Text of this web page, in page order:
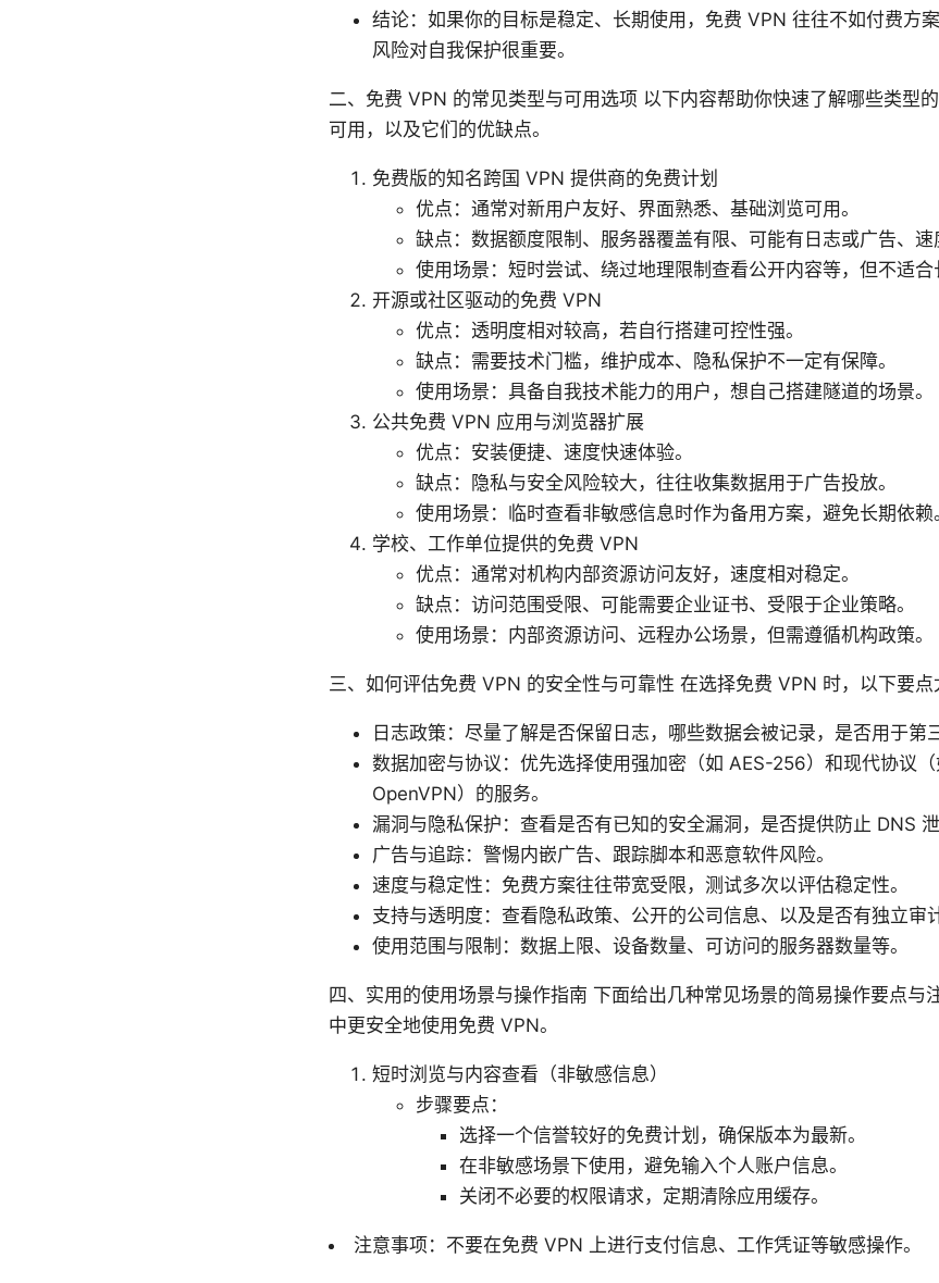
结论：如果你的目标是稳定、长期使用，免费 VPN 往往不如付费方
风险对自我保护很重要。
二、免费 VPN 的常见类型与可用选项 以下内容帮助你快速了解哪些类型
可用，以及它们的优缺点。
免费版的知名跨国 VPN 提供商的免费计划
优点：通常对新用户友好、界面熟悉、基础浏览可用。
缺点：数据额度限制、服务器覆盖有限、可能有日志或广告、速
使用场景：短时尝试、绕过地理限制查看公开内容等，但不适合
开源或社区驱动的免费 VPN
优点：透明度相对较高，若自行搭建可控性强。
缺点：需要技术门槛，维护成本、隐私保护不一定有保障。
使用场景：具备自我技术能力的用户，想自己搭建隧道的场景。
公共免费 VPN 应用与浏览器扩展
优点：安装便捷、速度快速体验。
缺点：隐私与安全风险较大，往往收集数据用于广告投放。
使用场景：临时查看非敏感信息时作为备用方案，避免长期依赖
学校、工作单位提供的免费 VPN
优点：通常对机构内部资源访问友好，速度相对稳定。
缺点：访问范围受限、可能需要企业证书、受限于企业策略。
使用场景：内部资源访问、远程办公场景，但需遵循机构政策。
三、如何评估免费 VPN 的安全性与可靠性 在选择免费 VPN 时，以下要点
日志政策：尽量了解是否保留日志，哪些数据会被记录，是否用于第
数据加密与协议：优先选择使用强加密（如 AES-256）和现代协议（
OpenVPN）的服务。
漏洞与隐私保护：查看是否有已知的安全漏洞，是否提供防止 DNS 泄
广告与追踪：警惕内嵌广告、跟踪脚本和恶意软件风险。
速度与稳定性：免费方案往往带宽受限，测试多次以评估稳定性。
支持与透明度：查看隐私政策、公开的公司信息、以及是否有独立审计
使用范围与限制：数据上限、设备数量、可访问的服务器数量等。
四、实用的使用场景与操作指南 下面给出几种常见场景的简易操作要点与
中更安全地使用免费 VPN。
短时浏览与内容查看（非敏感信息）
步骤要点：
选择一个信誉较好的免费计划，确保版本为最新。
在非敏感场景下使用，避免输入个人账户信息。
关闭不必要的权限请求，定期清除应用缓存。
注意事项：不要在免费 VPN 上进行支付信息、工作凭证等敏感操作。